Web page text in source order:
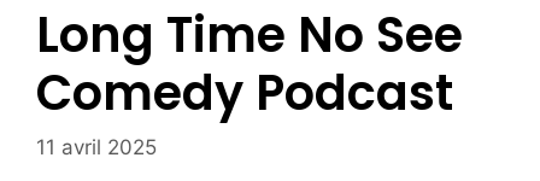
Long Time No See
Comedy Podcast
11 avril 2025